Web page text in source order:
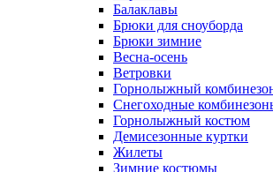
Балаклавы
Брюки для сноуборда
Брюки зимние
Весна-осень
Ветровки
Горнолыжный
Снегоходные
Горнолыжный костюм
Демисезонные куртки
Жилеты
Зимние костюмы